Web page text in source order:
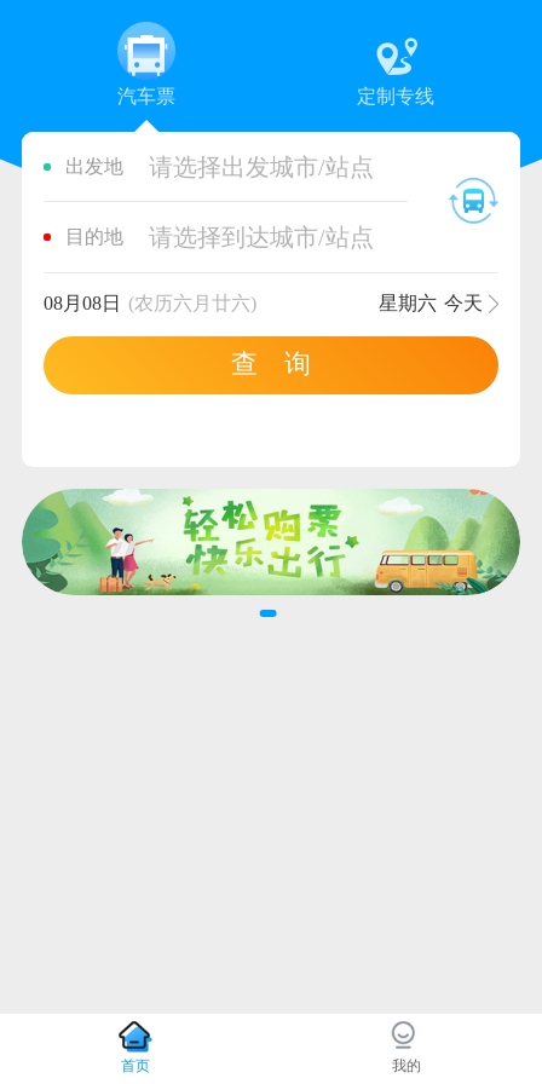
汽车票 定制专线
出发地 请选择出发城市/站点
目的地 请选择到达城市/站点
08月08日 (农历六月廿六) 星期六 今天
查 询
首页 我的